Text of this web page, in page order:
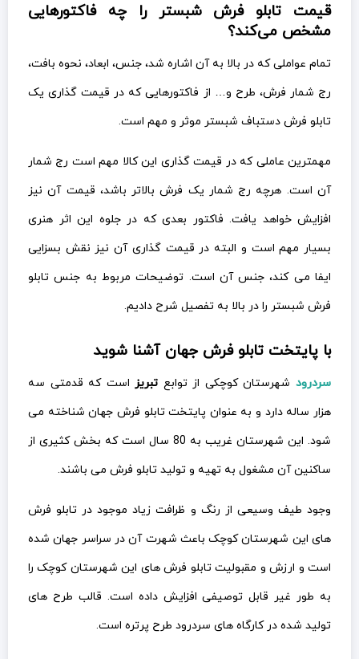
قیمت تابلو فرش شبستر را چه فاکتورهایی
مشخص می‌کند؟
تمام عواملی که در بالا به آن اشاره شد، جنس، ابعاد، نحوه بافت،
رج شمار فرش، طرح و… از فاکتورهایی که در قیمت گذاری یک
تابلو فرش دستباف شبستر موثر و مهم است.
مهمترین عاملی که در قیمت گذاری این کالا مهم است رج شمار
آن است. هرچه رج شمار یک فرش بالاتر باشد، قیمت آن نیز
افزایش خواهد یافت. فاکتور بعدی که در جلوه این اثر هنری
بسیار مهم است و البته در قیمت گذاری آن نیز نقش بسزایی
ایفا می کند، جنس آن است. توضیحات مربوط به جنس تابلو
فرش شبستر را در بالا به تفصیل شرح دادیم.
با پایتخت تابلو فرش جهان آشنا شوید
سردرودشهرستان کوچکی از توابع تبریزاست که قدمتی سه
هزار ساله دارد و به عنوان پایتخت تابلو فرش جهان شناخته می
شود. این شهرستان غریب به 80 سال است که بخش کثیری از
ساکنین آن مشغول به تهیه و تولید تابلو فرش می باشند.
وجود طیف وسیعی از رنگ و ظرافت زیاد موجود در تابلو فرش
های این شهرستان کوچک باعث شهرت آن در سراسر جهان شده
است و ارزش و مقبولیت تابلو فرش های این شهرستان کوچک را
به طور غیر قابل توصیفی افزایش داده است. قالب طرح های
تولید شده در کارگاه های سردرود طرح پرتره است.